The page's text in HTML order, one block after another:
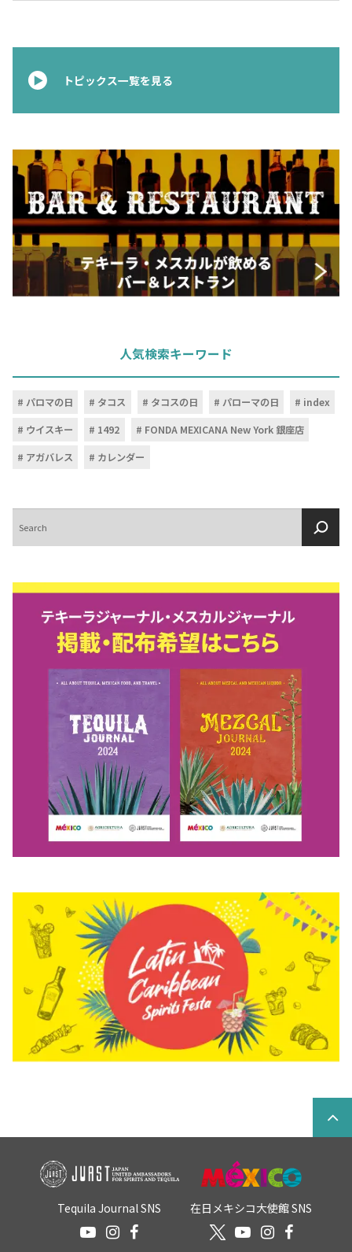
トピックス一覧を見る
人気検索キーワード
パロマの日 タコス タコスの日 パローマの日
index
ウイスキー
1492
FONDA MEXICANA New York 銀座店
アガバレス
カレンダー
索
Tequila Journal SNS 在日メキシコ大使館 SNS